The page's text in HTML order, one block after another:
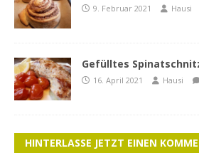
9. Februar 2021 Hausi
Gefülltes
16. April 2021 Hausi
HINTERLASSE JETZT EINEN